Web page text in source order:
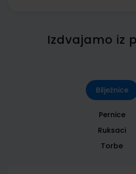
Izdvajamo iz
Bilježnice
Pernice
Ruksaci
Torbe